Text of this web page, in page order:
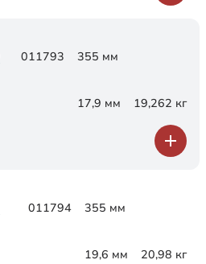
011793 355 мм
17,9 мм 19,262 кг
011794 355 мм
19,6 мм 20,98 кг